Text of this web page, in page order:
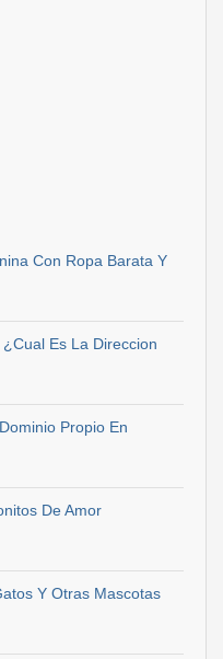
Con Ropa Barata Y
Es La Direccion
Propio En
De Amor
Y Otras Mascotas